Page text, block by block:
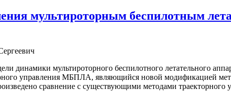
мультироторным беспилотным
динамики мультироторного беспилотного летательного
управления МБПЛА, являющийся новой модификацией
сравнение с существующими методами